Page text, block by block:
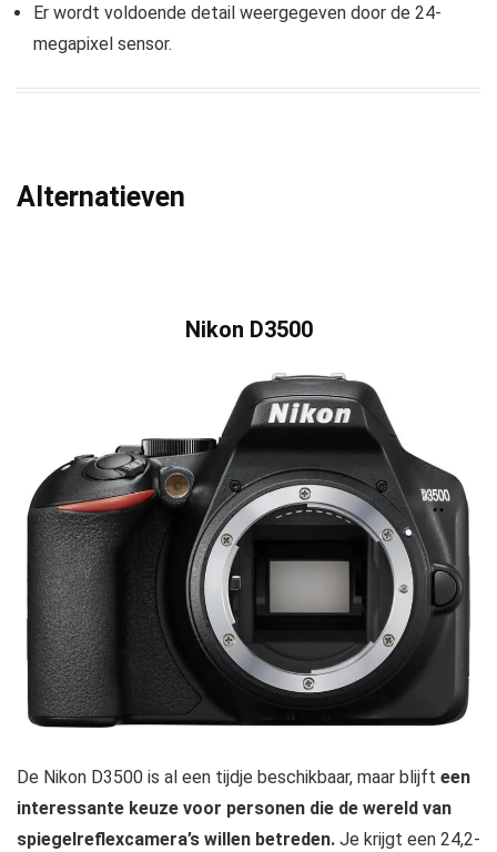
Er wordt voldoende detail weergegeven door de 24-
megapixel sensor.
Alternatieven
Nikon D3500
De Nikon D3500 is al een tijdje beschikbaar, maar blijft een
interessante keuze voor personen die de wereld van
spiegelreflexcamera’s willen betreden. Je krijgt een 24,2-